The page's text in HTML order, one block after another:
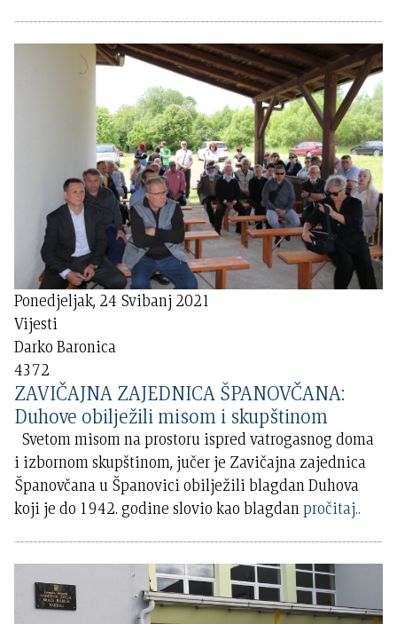
Ponedjeljak, 24 Svibanj 2021
Vijesti
Darko Baronica
4372
ZAVIČAJNA ZAJEDNICA ŠPANOVČANA:
Duhove obilježili misom i skupštinom
Svetom misom na prostoru ispred vatrogasnog doma
i izbornom skupštinom, jučer je Zavičajna zajednica
Španovčana u Španovici obilježili blagdan Duhova
koji je do 1942. godine slovio kao blagdanpročitaj..